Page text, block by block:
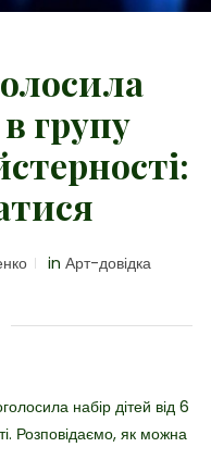
групу
in Арт-довідка
набір дітей від 6
Розповідаємо, як можна